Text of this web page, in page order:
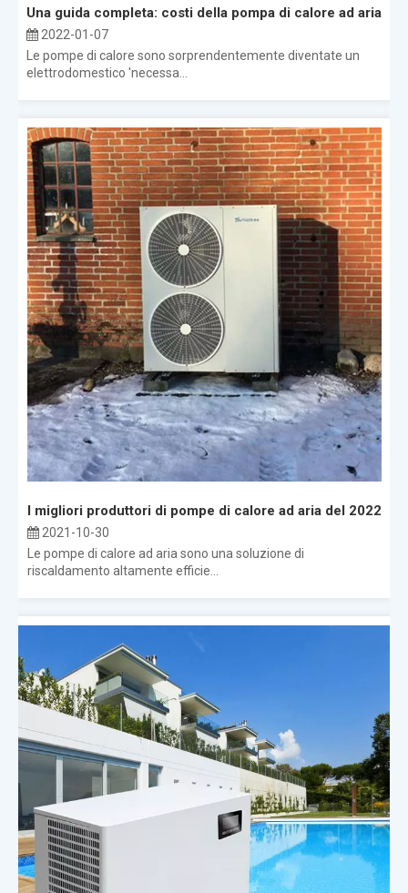
Una guida completa: costi della pompa di calore ad aria
2022-01-07
Le pompe di calore sono sorprendentemente diventate un
elettrodomestico 'necessa...
I migliori produttori di pompe di calore ad aria del 2022
2021-10-30
Le pompe di calore ad aria sono una soluzione di
riscaldamento altamente efficie...